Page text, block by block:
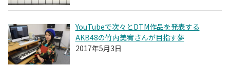
YouTubeで次々とDTM作品を発表する
AKB48の竹内美宥さんが目指す夢
2017年5月3日